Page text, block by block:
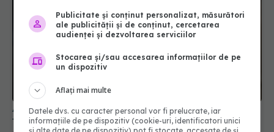
Adevărul despre "te îngrași dacă mănânci seara
târziu". Ce te îngrașă, de fapt
Publicitate și conținut personalizat, măsurători
ale publicității și de conținut, cercetarea
audienței și dezvoltarea serviciilor
Stocarea și/sau accesarea informațiilor de pe
un dispozitiv
Aflați mai multe
Datele dvs. cu caracter personal vor fi prelucrate, iar
informațiile de pe dispozitiv (cookie-uri, identificatori unici